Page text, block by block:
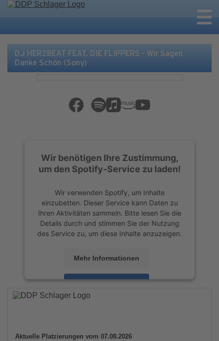
DJ HERZBEAT FEAT. DIE FLIPPERS - Wir Sagen
Danke Schön (Sony)
Wir benötigen Ihre Zustimmung,
um den Spotify-Service zu laden!
Wir verwenden Spotify, um Inhalte
einzubetten. Dieser Service kann Daten zu
Ihren Aktivitäten sammeln. Bitte lesen Sie die
Details durch und stimmen Sie der Nutzung
des Service zu, um diese Inhalte anzuzeigen.
Mehr Informationen
Akzeptieren
powered by
Aktuelle Platzierungen vom 07.08.2026